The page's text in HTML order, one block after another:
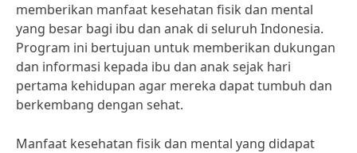
memberikan manfaat kesehatan fisik dan mental
yang besar bagi ibu dan anak di seluruh Indonesia.
Program ini bertujuan untuk memberikan dukungan
dan informasi kepada ibu dan anak sejak hari
pertama kehidupan agar mereka dapat tumbuh dan
berkembang dengan sehat.
Manfaat kesehatan fisik dan mental yang didapat